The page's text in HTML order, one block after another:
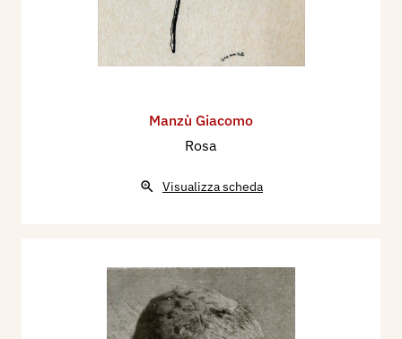
Manzù Giacomo
Rosa
Visualizza scheda